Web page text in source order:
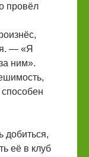
провёл
— «Я
ним».
способен
добиться,
её в клуб